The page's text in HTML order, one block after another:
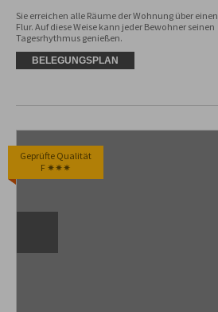
Sie erreichen alle Räume der Wohnung über einen
Flur. Auf diese Weise kann jeder Bewohner seinen
Tagesrhythmus genießen.
BELEGUNGSPLAN
Geprüfte Qualität
F ✷✷✷